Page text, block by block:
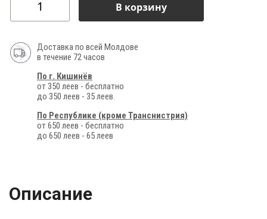
В корзину
Доставка по всей Молдове
в течение 72 часов
По г. Кишинёв
от 350 леев - бесплатно
до 350 леев - 35 леев.
По Республике (кроме Транснистрия)
от 650 леев - бесплатно
до 650 леев - 65 леев
Описание